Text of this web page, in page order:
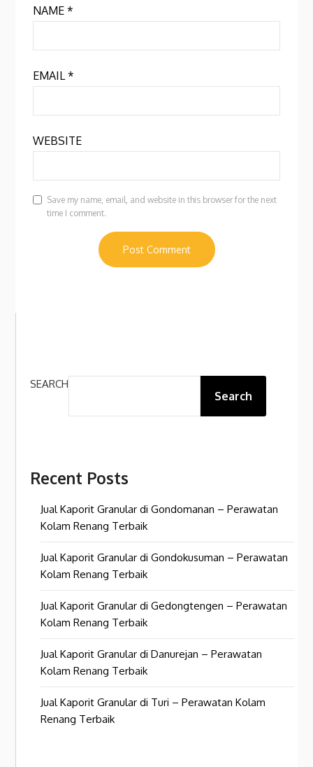
NAME*
EMAIL*
WEBSITE
Save my name, email, and website in this browser for the next
time I comment.
SEARCH
Search
Recent Posts
Jual Kaporit Granular di Gondomanan – Perawatan
Kolam Renang Terbaik
Jual Kaporit Granular di Gondokusuman – Perawatan
Kolam Renang Terbaik
Jual Kaporit Granular di Gedongtengen – Perawatan
Kolam Renang Terbaik
Jual Kaporit Granular di Danurejan – Perawatan
Kolam Renang Terbaik
Jual Kaporit Granular di Turi – Perawatan Kolam
Renang Terbaik